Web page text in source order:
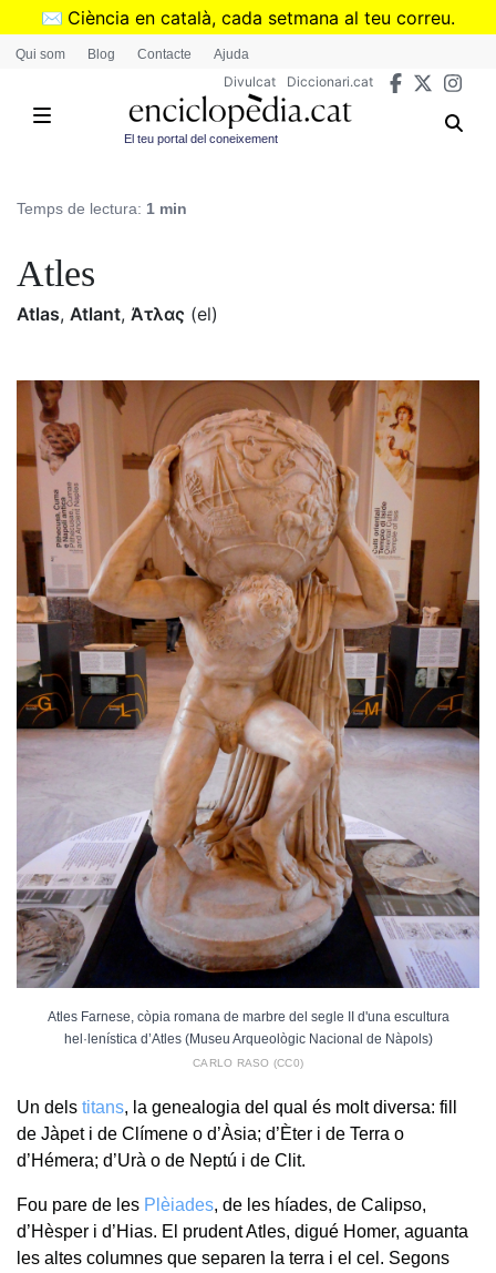
Vés
✉️ Ciència en català, cada setmana al teu correu.
➜Subscriu-te al butlletí de Divulcat
Qui som Blog Contacte Ajuda
Divulcat Diccionari.cat
El teu portal del coneixement
Temps de lectura: 1 min
Atles
Atlas, Atlant, Ἀτλας (el)
Atles Farnese, còpia romana de marbre del segle II d'una escultura
hel·lenística d’Atles (Museu Arqueològic Nacional de Nàpols)
CARLO RASO (CC0)
Un dels titans, la genealogia del qual és molt diversa: fill
de Jàpet i de Clímene o d’Àsia; d’Èter i de Terra o
d’Hémera; d’Urà o de Neptú i de Clit.
Fou pare de les Plèiades, de les híades, de Calipso,
d’Hèsper i d’Hias. El prudent Atles, digué Homer, aguanta
les altes columnes que separen la terra i el cel. Segons